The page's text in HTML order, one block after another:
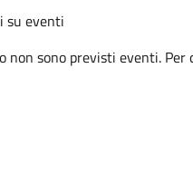
su eventi
non sono previsti eventi.